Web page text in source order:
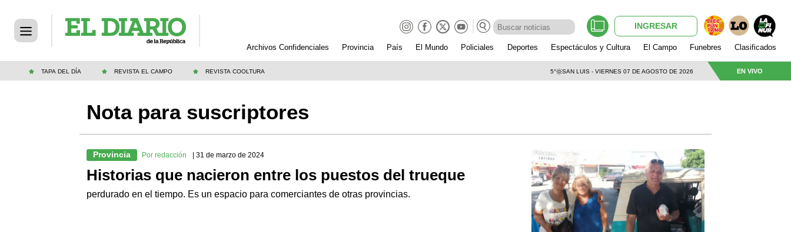
INGRESAR
Archivos Confidenciales Provincia País El Mundo Policiales Deportes Espectáculos y Cultura El Campo Funebres Clasificados
TAPA DEL DÍA REVISTA EL CAMPO REVISTA COOLTURA 5° SAN LUIS - VIERNES 07 DE AGOSTO DE 2026 EN VIVO
Nota para suscriptores
Provincia Por redacción | 31 de marzo de 2024
Historias que nacieron entre los puestos del trueque
perdurado en el tiempo. Es un espacio para comerciantes de otras provincias.